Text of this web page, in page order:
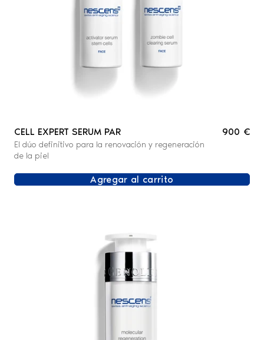
CELL EXPERT SERUM PAR
El dúo definitivo para la renovación y regeneración
de la piel
900 €
Agregar al carrito